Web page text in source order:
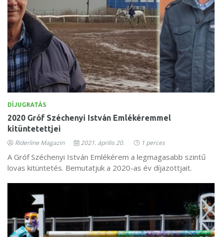
DÍJUGRATÁS
2020 Gróf Széchenyi István Emlékéremmel
kitüntetettjei
Riderline Magazin 2021. április 20. 1 perces
A Gróf Széchenyi István Emlékérem a legmagasabb szintű
lovas kitüntetés. Bemutatjuk a 2020-as év díjazottjait.